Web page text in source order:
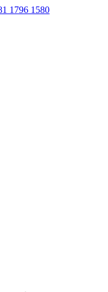
1796 1580